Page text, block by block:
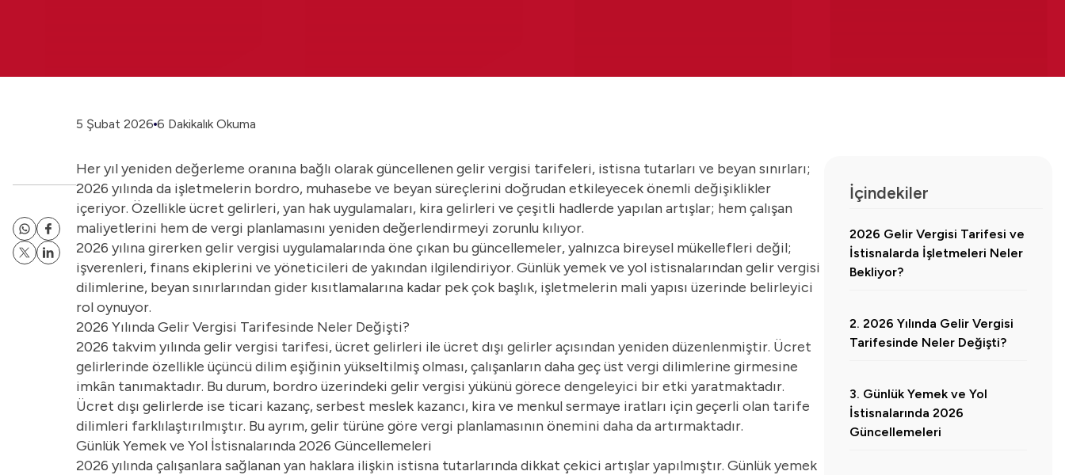
5 Şubat 2026 6 Dakikalık Okuma
Her yıl yeniden değerleme oranına bağlı olarak güncellenen gelir vergisi tarifeleri, istisna tutarları ve beyan sınırları;
2026 yılında da işletmelerin bordro, muhasebe ve beyan süreçlerini doğrudan etkileyecek önemli değişiklikler
içeriyor. Özellikle ücret gelirleri, yan hak uygulamaları, kira gelirleri ve çeşitli hadlerde yapılan artışlar; hem çalışan
maliyetlerini hem de vergi planlamasını yeniden değerlendirmeyi zorunlu kılıyor.
2026 yılına girerken gelir vergisi uygulamalarında öne çıkan bu güncellemeler, yalnızca bireysel mükellefleri değil;
işverenleri, finans ekiplerini ve yöneticileri de yakından ilgilendiriyor. Günlük yemek ve yol istisnalarından gelir vergisi
dilimlerine, beyan sınırlarından gider kısıtlamalarına kadar pek çok başlık, işletmelerin mali yapısı üzerinde belirleyici
rol oynuyor.
2026 Yılında Gelir Vergisi Tarifesinde Neler Değişti?
2026 takvim yılında gelir vergisi tarifesi, ücret gelirleri ile ücret dışı gelirler açısından yeniden düzenlenmiştir. Ücret
gelirlerinde özellikle üçüncü dilim eşiğinin yükseltilmiş olması, çalışanların daha geç üst vergi dilimlerine girmesine
imkân tanımaktadır. Bu durum, bordro üzerindeki gelir vergisi yükünü görece dengeleyici bir etki yaratmaktadır.
Ücret dışı gelirlerde ise ticari kazanç, serbest meslek kazancı, kira ve menkul sermaye iratları için geçerli olan tarife
dilimleri farklılaştırılmıştır. Bu ayrım, gelir türüne göre vergi planlamasının önemini daha da artırmaktadır.
Günlük Yemek ve Yol İstisnalarında 2026 Güncellemeleri
2026 yılında çalışanlara sağlanan yan haklara ilişkin istisna tutarlarında dikkat çekici artışlar yapılmıştır. Günlük yemek
İçindekiler
2026 Gelir Vergisi Tarifesi ve
İstisnalarda İşletmeleri Neler
Bekliyor?
2. 2026 Yılında Gelir Vergisi
Tarifesinde Neler Değişti?
3. Günlük Yemek ve Yol
İstisnalarında 2026
Güncellemeleri